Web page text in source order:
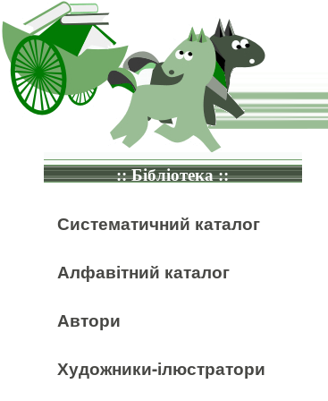
:: Бібліотека ::
Систематичний каталог
Алфавітний каталог
Автори
Художники-ілюстратори